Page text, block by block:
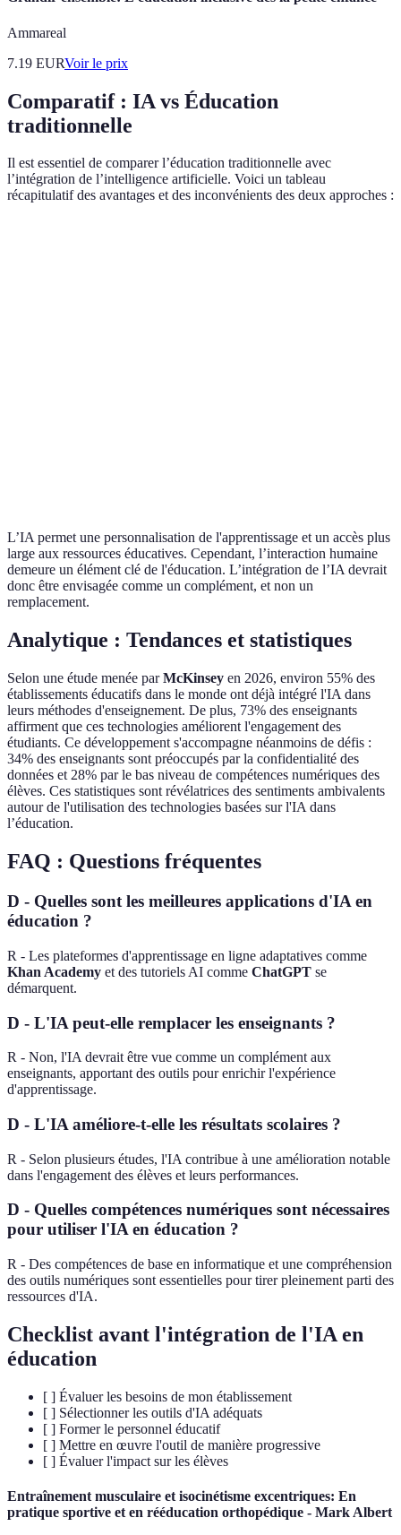
Ammareal
7.19 EURVoir le prix
Comparatif : IA vs Éducation
traditionnelle
Il est essentiel de comparer l’éducation traditionnelle avec
l’intégration de l’intelligence artificielle. Voici un tableau
récapitulatif des avantages et des inconvénients des deux approches :
L’IA permet une personnalisation de l'apprentissage et un accès plus
large aux ressources éducatives. Cependant, l’interaction humaine
demeure un élément clé de l'éducation. L’intégration de l’IA devrait
donc être envisagée comme un complément, et non un
remplacement.
Analytique : Tendances et statistiques
Selon une étude menée parMcKinsey en 2026, environ 55% des
établissements éducatifs dans le monde ont déjà intégré l'IA dans
leurs méthodes d'enseignement. De plus, 73% des enseignants
affirment que ces technologies améliorent l'engagement des
étudiants. Ce développement s'accompagne néanmoins de défis :
34% des enseignants sont préoccupés par la confidentialité des
données et 28% par le bas niveau de compétences numériques des
élèves. Ces statistiques sont révélatrices des sentiments ambivalents
autour de l'utilisation des technologies basées sur l'IA dans
l’éducation.
FAQ : Questions fréquentes
D - Quelles sont les meilleures applications d'IA en
éducation ?
R - Les plateformes d'apprentissage en ligne adaptatives comme
Khan Academy et des tutoriels AI comme ChatGPT se
démarquent.
D - L'IA peut-elle remplacer les enseignants ?
R - Non, l'IA devrait être vue comme un complément aux
enseignants, apportant des outils pour enrichir l'expérience
d'apprentissage.
D - L'IA améliore-t-elle les résultats scolaires ?
R - Selon plusieurs études, l'IA contribue à une amélioration notable
dans l'engagement des élèves et leurs performances.
D - Quelles compétences numériques sont nécessaires
pour utiliser l'IA en éducation ?
R - Des compétences de base en informatique et une compréhension
des outils numériques sont essentielles pour tirer pleinement parti des
ressources d'IA.
Checklist avant l'intégration de l'IA en
éducation
[ ] Évaluer les besoins de mon établissement
[ ] Sélectionner les outils d'IA adéquats
[ ] Former le personnel éducatif
[ ] Mettre en œuvre l'outil de manière progressive
[ ] Évaluer l'impact sur les élèves
Entraînement musculaire et isocinétisme excentriques: En
pratique sportive et en rééducation orthopédique - Mark Albert